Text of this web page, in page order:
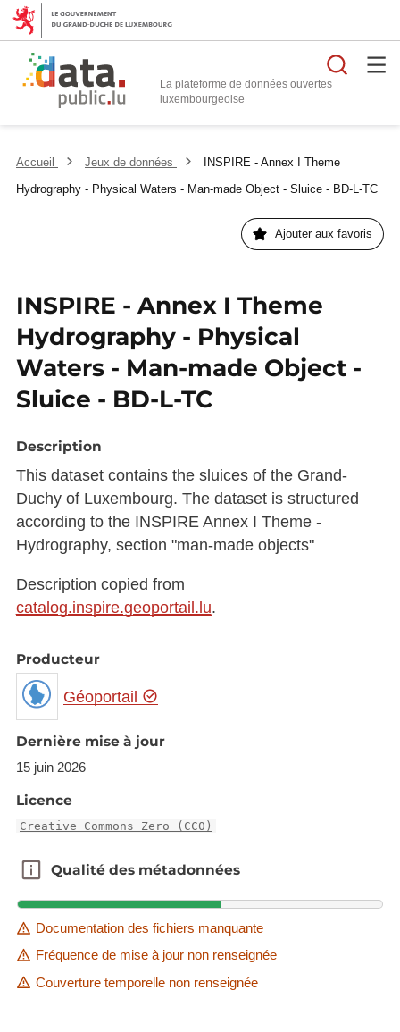
La plateforme de données ouvertes
Accueil Jeux de données
INSPIRE - Annex I Theme
Hydrography - Physical Waters - Man-made Object - Sluice - BD-L-TC
Ajouter aux favoris
INSPIRE - Annex I Theme
Hydrography - Physical
Waters - Man-made Object -
Sluice - BD-L-TC
Description
This dataset contains the sluices of the Grand-
Duchy of Luxembourg. The dataset is structured
according to the INSPIRE Annex I Theme -
Hydrography, section "man-made objects"
Description copied from
catalog.inspire.geoportail.lu.
Producteur
Géoportail
Dernière mise à jour
15 juin 2026
Licence
Creative Commons Zero (CC0)
Qualité des métadonnées
Qualité des métadonnées
Documentation des fichiers manquante
Fréquence de mise à jour non renseignée
Couverture temporelle non renseignée